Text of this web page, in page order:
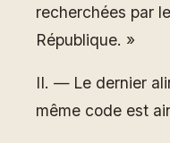
recherchées par
République. »
II. ― Le dernier
même code est